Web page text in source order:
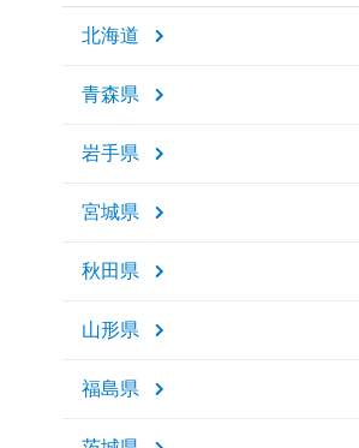
北海道
青森県
岩手県
宮城県
秋田県
山形県
福島県